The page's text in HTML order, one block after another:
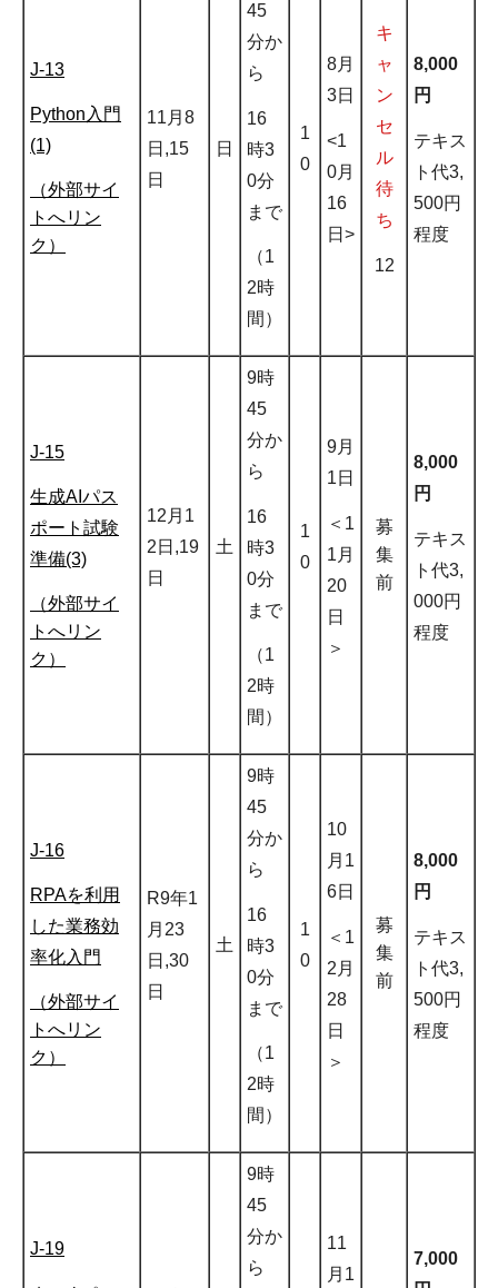
J-13
Python入門
(1)
（外部サイ
トへリン
ク）
11月8
日,15
日
日
45
分か
ら
16
時3
0分
まで
（1
2時
間）
1
0
8月
3日
<1
0月
16
日>
キ
ャ
ン
セ
ル
待
ち
12
8,000
円
テキス
ト代3,
500円
程度
J-15
生成AIパス
ポート試験
準備(3)
（外部サイ
トへリン
ク）
12月1
2日,19
日
土
9時
45
分か
ら
16
時3
0分
まで
（1
2時
間）
1
0
9月
1日
＜1
1月
20
日
＞
募
集
前
8,000
円
テキス
ト代3,
000円
程度
J-16
RPAを利用
した業務効
率化入門
（外部サイ
トへリン
ク）
R9年1
月23
日,30
日
土
9時
45
分か
ら
16
時3
0分
まで
（1
2時
間）
1
0
10
月1
6日
＜1
2月
28
日
＞
募
集
前
8,000
円
テキス
ト代3,
500円
程度
J-19
9時
45
分か
ら
11
月1
7,000